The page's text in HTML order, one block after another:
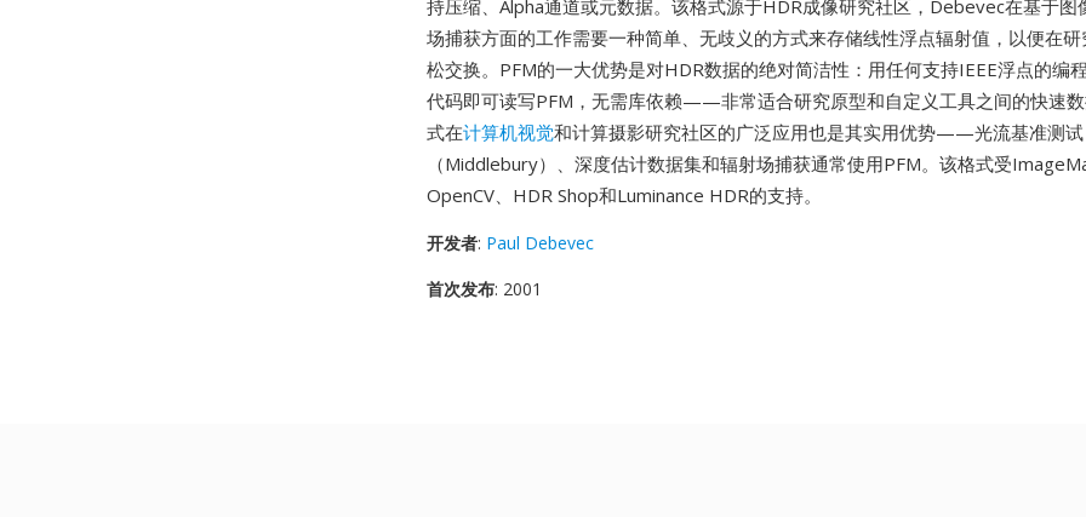
持压缩、Alpha通道或元数据。该格式源于HDR成像研究社区，Debevec在基于图
场捕获方面的工作需要一种简单、无歧义的方式来存储线性浮点辐射值，以便在
松交换。PFM的一大优势是对HDR数据的绝对简洁性：用任何支持IEEE浮点的编
代码即可读写PFM，无需库依赖——非常适合研究原型和自定义工具之间的快速
式在计算机视觉和计算摄影研究社区的广泛应用也是其实用优势——光流基准测试
（Middlebury）、深度估计数据集和辐射场捕获通常使用PFM。该格式受
OpenCV、HDR Shop和Luminance HDR的支持。
开发者: Paul Debevec
首次发布: 2001